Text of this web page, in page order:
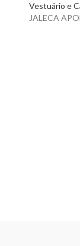
Vestuário e
JALECA